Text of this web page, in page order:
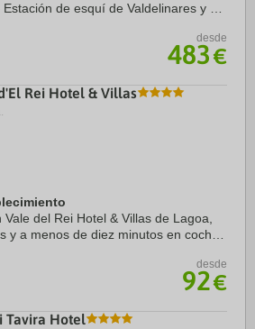
de esquí de Valdelinares y a
39,6 km de ...
desde
483€
Rei Hotel & Villas
del Rei Hotel & Villas de Lagoa,
y a menos de diez minutos en coche
a ...
desde
92€
Tavira Hotel